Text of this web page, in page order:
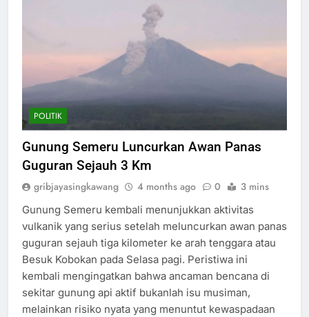
POLITIK
Gunung Semeru Luncurkan Awan Panas
Guguran Sejauh 3 Km
gribjayasingkawang 4 months ago 0 3 mins
Gunung Semeru kembali menunjukkan aktivitas
vulkanik yang serius setelah meluncurkan awan panas
guguran sejauh tiga kilometer ke arah tenggara atau
Besuk Kobokan pada Selasa pagi. Peristiwa ini
kembali mengingatkan bahwa ancaman bencana di
sekitar gunung api aktif bukanlah isu musiman,
melainkan risiko nyata yang menuntut kewaspadaan